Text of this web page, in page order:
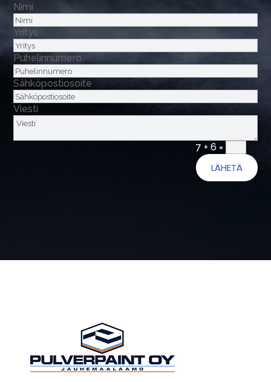
Nimi
Yritys
Puhelinnumero
Sähköpostiosoite
Viesti
7 + 6 =
LÄHETÄ